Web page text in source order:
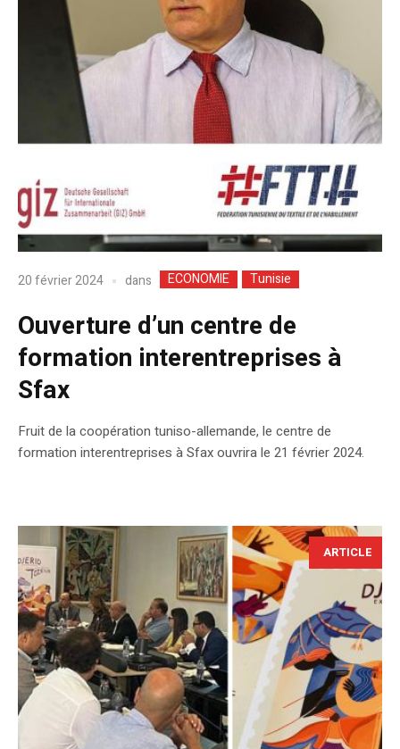
20 février 2024 dans ECONOMIE Tunisie
Ouverture d’un centre de
formation interentreprises à
Sfax
Fruit de la coopération tuniso-allemande, le centre de
formation interentreprises à Sfax ouvrira le 21 février 2024.
ARTICLE